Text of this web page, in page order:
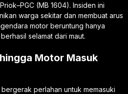
(MB 1604). Insiden ini
warga sekitar dan membuat arus
motor beruntung hanya
selamat dari maut.
Motor Masuk
perlahan untuk memasuki